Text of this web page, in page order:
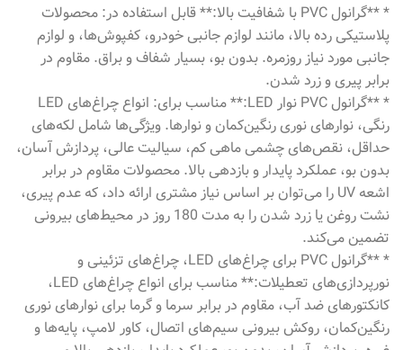
* **گرانول PVC با شفافیت بالا:** قابل استفاده در: محصولات
پلاستیکی رده بالا، مانند لوازم جانبی خودرو، کفپوش‌ها، و لوازم
جانبی مورد نیاز روزمره. بدون بو، بسیار شفاف و براق. مقاوم در
برابر پیری و زرد شدن.
* **گرانول PVC نوار LED:** مناسب برای: انواع چراغ‌های LED
رنگی، نوارهای نوری رنگین‌کمان و نوارها. ویژگی‌ها شامل لکه‌های
حداقل، نقص‌های چشمی ماهی کم، سیالیت عالی، پردازش آسان،
بدون بو، عملکرد پایدار و بازدهی بالا. محصولات مقاوم در برابر
اشعه UV را می‌توان بر اساس نیاز مشتری ارائه داد، که عدم پیری،
نشت روغن یا زرد شدن را به مدت 180 روز در محیط‌های بیرونی
تضمین می‌کند.
* **گرانول PVC برای چراغ‌های LED، چراغ‌های تزئینی و
نورپردازی‌های تعطیلات:** مناسب برای انواع چراغ‌های LED،
کانکتورهای ضد آب، مقاوم در برابر سرما و گرما برای نوارهای نوری
رنگین‌کمان، روکش بیرونی سیم‌های اتصال، کاور لامپ، پایه‌ها و